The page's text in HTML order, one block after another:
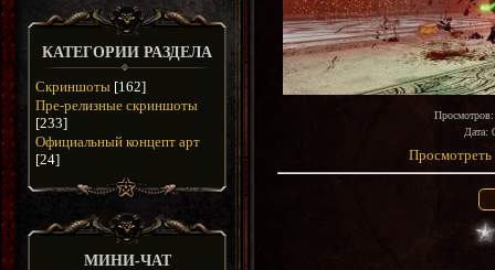
КАТЕГОРИИ РАЗДЕЛА
Скриншоты [162]
Пре-релизные скриншоты
[233]
Официальный концепт арт
[24]
МИНИ-ЧАТ
Просмотров
Дата:
Просмотреть